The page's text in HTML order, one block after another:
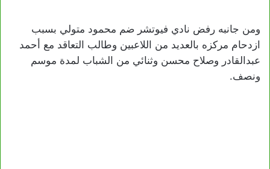
ومن جانبه رفض نادي فيوتشر ضم محمود متولي بسبب
ازدحام مركزه بالعديد من اللاعبين وطالب التعاقد مع أحمد
عبدالقادر وصلاح محسن وثنائي من الشباب لمدة موسم
ونصف.